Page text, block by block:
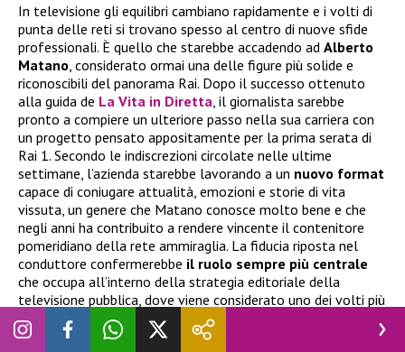
In televisione gli equilibri cambiano rapidamente e i volti di
punta delle reti si trovano spesso al centro di nuove sfide
professionali. È quello che starebbe accadendo ad Alberto
Matano , considerato ormai una delle figure più solide e
riconoscibili del panorama Rai. Dopo il successo ottenuto
alla guida de La Vita in Diretta , il giornalista sarebbe
pronto a compiere un ulteriore passo nella sua carriera con
un progetto pensato appositamente per la prima serata di
Rai 1. Secondo le indiscrezioni circolate nelle ultime
settimane, l’azienda starebbe lavorando a un nuovo format
capace di coniugare attualità, emozioni e storie di vita
vissuta, un genere che Matano conosce molto bene e che
negli anni ha contribuito a rendere vincente il contenitore
pomeridiano della rete ammiraglia. La fiducia riposta nel
conduttore confermerebbe il ruolo sempre più centrale
che occupa all’interno della strategia editoriale della
televisione pubblica, dove viene considerato uno dei volti più
affidabili e apprezzati dal pubblico.